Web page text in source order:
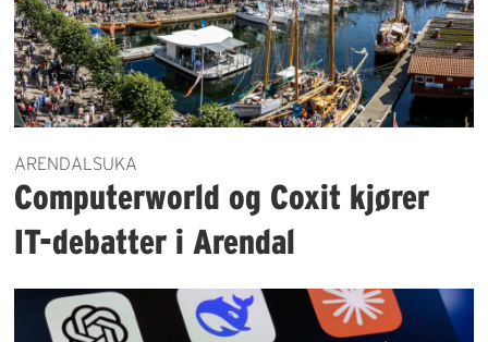
ARENDALSUKA
Computerworld og Coxit kjører
IT-debatter i Arendal